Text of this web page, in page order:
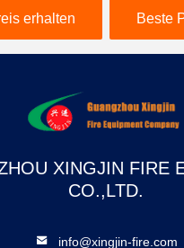
mit
erhalten
einer
≤ 10
schnelle
Beste
XINGJIN FIRE
CO.,LTD.
info@xingjin-fire.com